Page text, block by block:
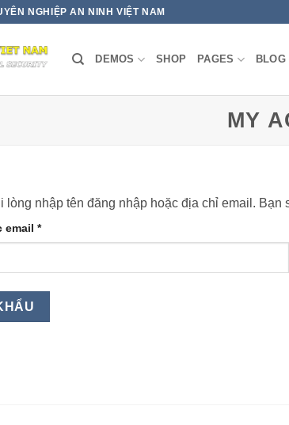
NGHIỆP AN NINH VIỆT NAM
DEMOS SHOP PAGES BLOG
MY
lòng nhập tên đăng nhập hoặc địa chỉ email.
email *Bắt
buộc